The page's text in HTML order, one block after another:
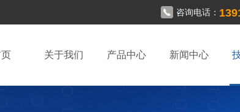
咨询电话：
关于我们 产品中心 新闻中心